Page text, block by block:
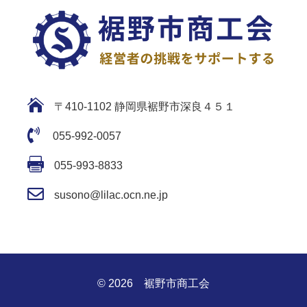
 〒410-1102 静岡県裾野市深良４５１
 055-992-0057
 055-993-8833
 susono@lilac.ocn.ne.jp
© 2026 裾野市商工会